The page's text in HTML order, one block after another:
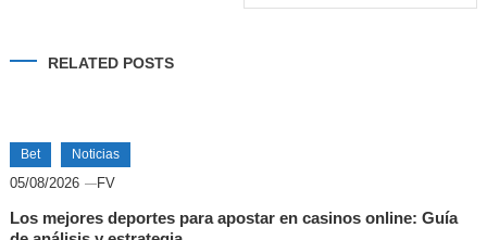
entradas
RELATED POSTS
Bet Noticias
05/08/2026 FV
Los mejores deportes para apostar en casinos online: Guía